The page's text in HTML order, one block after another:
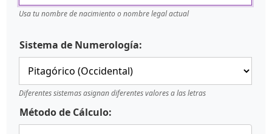
Usa tu nombre de nacimiento o nombre legal actual
Sistema de Numerología:
Diferentes sistemas asignan diferentes valores a las letras
Método de Cálculo: